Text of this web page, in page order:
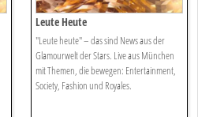
Leute Heute
"Leute heute" – das sind News aus der
Glamourwelt der Stars. Live aus München
mit Themen, die bewegen: Entertainment,
Society, Fashion und Royales.